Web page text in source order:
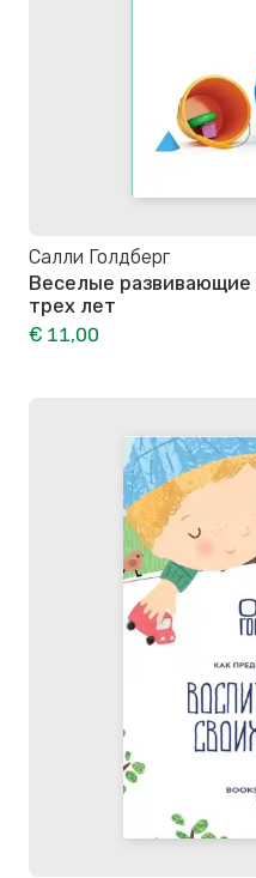
Салли Голдберг
Веселые
трех лет
€ 11,00